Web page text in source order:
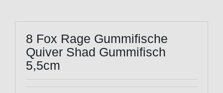
8 Fox Rage Gummifische
Quiver Shad Gummifisch
5,5cm